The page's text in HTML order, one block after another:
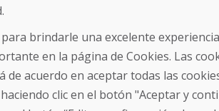
©
DUFEKSOFT
brindarle una excelente
en la página de Cookies. Las
de acuerdo en aceptar todas las
clic en el botón "Aceptar y